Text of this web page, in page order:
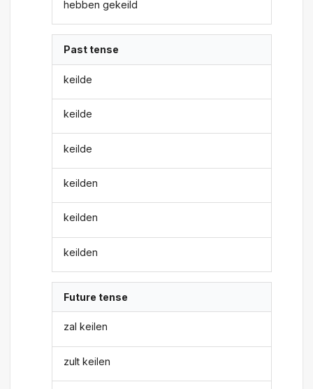
hebben gekeild
Past tense
keilde
keilde
keilde
keilden
keilden
keilden
Future tense
zal keilen
zult keilen